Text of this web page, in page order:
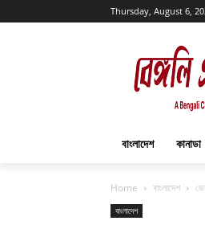
Thursday, August 6,
বাংলাদেশ কানাডা
Home বাংলাদেশ
বাংলাদেশ